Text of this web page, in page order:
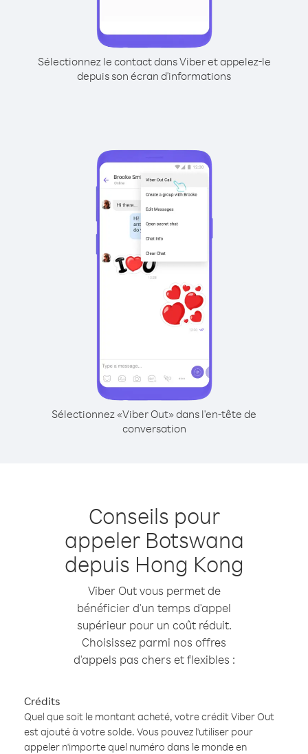
Sélectionnez le contact dans Viber et appelez-le
depuis son écran d'informations
Sélectionnez «Viber Out» dans l'en-tête de
conversation
Conseils pour
appeler Botswana
depuis Hong Kong
Viber Out vous permet de
bénéficier d'un temps d'appel
supérieur pour un coût réduit.
Choisissez parmi nos offres
d'appels pas chers et flexibles :
Crédits
Quel que soit le montant acheté, votre crédit Viber Out
est ajouté à votre solde. Vous pouvez l'utiliser pour
appeler n'importe quel numéro dans le monde en